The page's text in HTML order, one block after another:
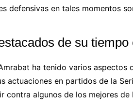
defensivas en tales momentos
de su
ha tenido varios aspectos
actuaciones en partidos de la
contra algunos de los mejores de